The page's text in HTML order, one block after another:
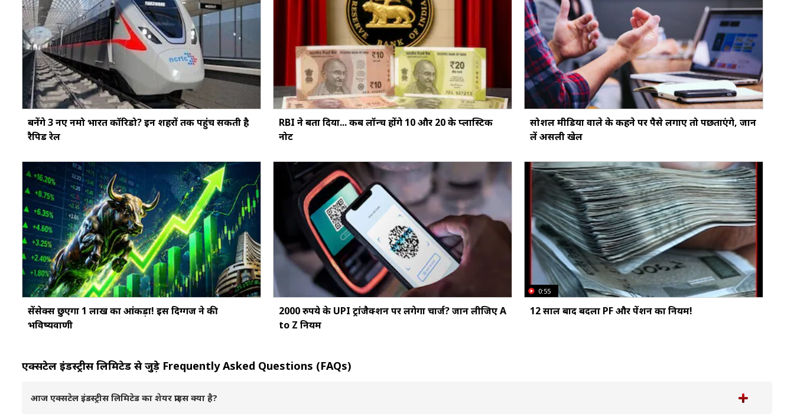
बनेंगे 3 नए नमो भारत कॉरिडो? इन शहरों तक पहुंच सकती है
रैपिड रेल
RBI ने बता दिया... कब लॉन्च होंगे ₹10 और ₹20 के प्लास्टिक
नोट
सोशल मीडिया वाले के कहने पर पैसे लगाए तो पछताएंगे, जान
लें असली खेल
सेंसेक्स छुएगा 1 लाख का आंकड़ा! इस दिग्गज ने की
भविष्यवाणी
2000 रुपये के UPI ट्रांजैक्शन पर लगेगा चार्ज? जान लीजिए A
to Z नियम
0:55
12 साल बाद बदला PF और पेंशन का नियम!
एक्सटेल इंडस्ट्रीस लिमिटेड से जुड़े Frequently Asked Questions (FAQs)
आज एक्सटेल इंडस्ट्रीस लिमिटेड का शेयर प्राइस क्या है?